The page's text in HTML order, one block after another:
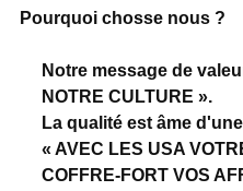
Pourquoi chosse nous ?
Notre message de
NOTRE CULTURE ».
La qualité est âme
« AVEC LES USA
COFFRE-FORT VOS